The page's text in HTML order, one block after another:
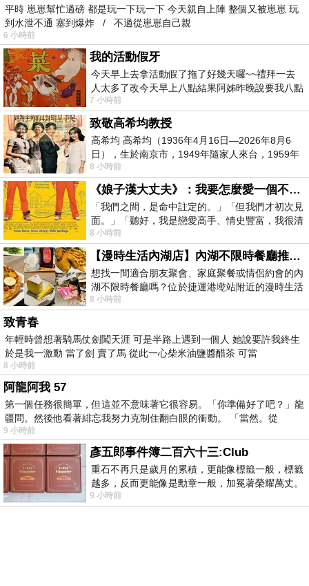
平時 崽崽幫忙過磅 都是玩一下玩一下 今天親自上陣 整個又被崽崽 玩
到水泄不通 塞到爆炸 / 不過從崽崽自己親
6 小時前
我的活動假牙
今天早上去拿活動假了拖了好幾天囉~~禮拜一去
人太多了改今天早上八點結果阿姊昨晚說要我八點
去西螺農會~回到莿桐都8點半多了
7 小時前
致敬高希均教授
高希均 高希均（1936年4月16日—2026年8月6
日），生於南京市，1949年隨家人來台，1959年
赴美深造並取得經濟發展博士學位。曾任
8 小時前
《娘子漢大丈夫》：我要怎麼愛一個不存在的人？
「我們之間，是命中註定的。」「但我們才初次見
面。」「聽好，我是戀愛高手、情史豐富，我很清
楚這種感覺，你我之間的那種感覺，現
8 小時前
【漫時生活內湖店】內湖不限時餐廳推薦｜捷運港墘站美食，聚餐、約會、家庭聚會首選，正餐甜點一次滿足
想找一間適合朋友聚會、家庭聚餐或情侶約會的內
湖不限時餐廳嗎？位於捷運港墘站附近的漫時生活
內湖店，從捷運站步行約4分鐘即可抵
8 小時前
致青春
年輕時曾想著騎馬仗劍闖天涯 可是半路上遇到一個人 她說要許我終生
於是我一激動 當了劍 賣了馬 從此一心柴米油鹽醬醋茶 可當
8 小時前
阿龍阿我 57
第一個任務很簡單，但這並不意味著它很容易。「你準備好了吧？」龍
疆問。然後他看著緋忘我努力克制住翻白眼的衝動。 「當然。從
9 小時前
彥五郎事件簿二百六十三:Club
重石不再只是歲月的累積，更能像標籤一般，標籤
越多，反而更能像是勳章一般，加冕著榮耀萬丈。
習慣一如縱容，成了再難輕輕放下的罪證
9 小時前